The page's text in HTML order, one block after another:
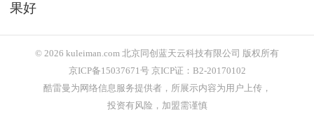
果好
© 2026 kuleiman.com 北京同创蓝天云科技有限公司 版权所有
京ICP备15037671号 京ICP证：B2-20170102
酷雷曼为网络信息服务提供者，所展示内容为用户上传，
投资有风险，加盟需谨慎